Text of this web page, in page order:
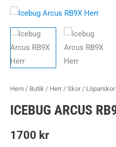
Hem / Butik / Herr/ Skor/
ICEBUG ARCUS
1700 kr